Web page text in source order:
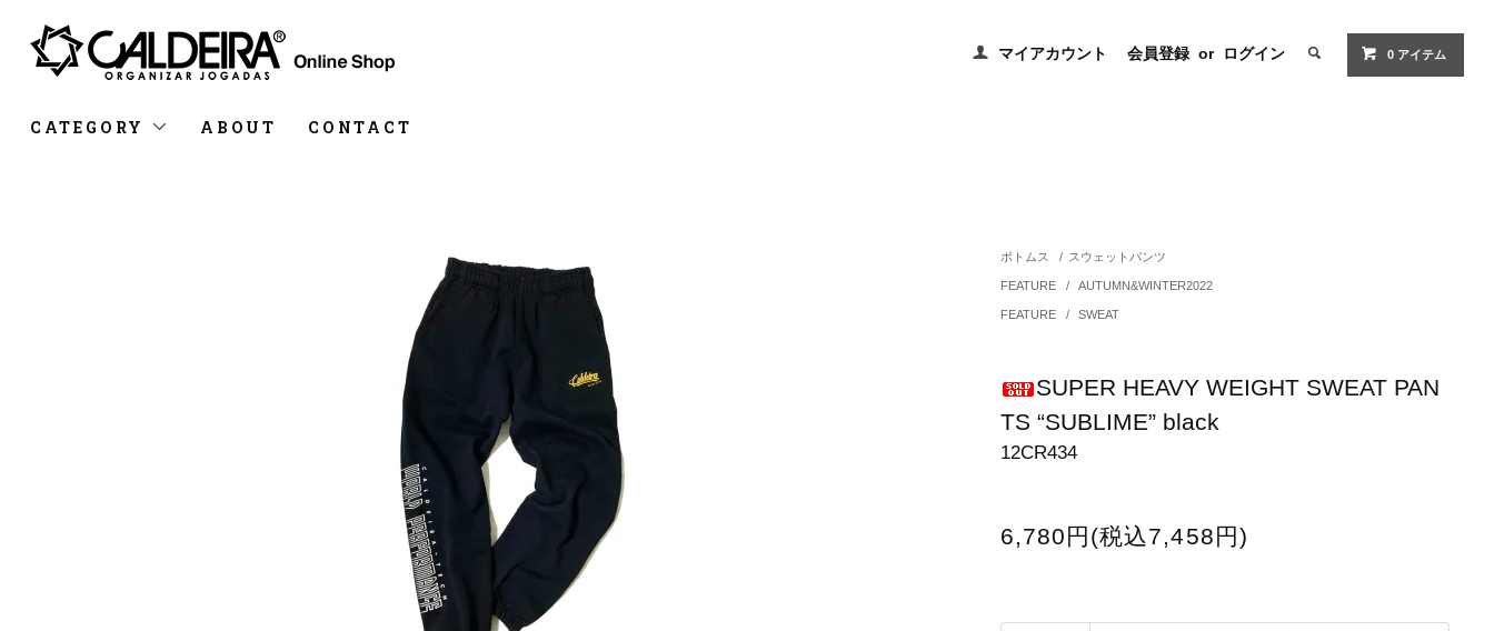
マイアカウント 会員登録 or ログイン 0 アイテム
CATEGORY ABOUT CONTACT
ボトムス / スウェットパンツ
FEATURE / AUTUMN&WINTER2022
FEATURE / SWEAT
SUPER HEAVY WEIGHT SWEAT PAN
TS “SUBLIME” black
12CR434
6,780円(税込7,458円)